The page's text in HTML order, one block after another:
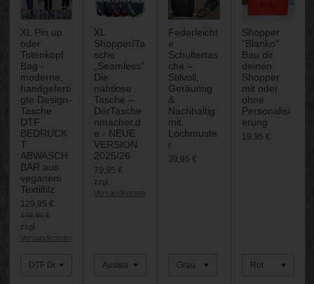
XL Pin up
oder
Totenkopf
Bag -
moderne,
handgeferti
gte Design-
Tasche
DTF
BEDRUCK
T
ABWASCH
BAR aus
veganem
Textilfilz
129,95 €
149,95 €
zzgl.
Versandkosten
XL
Shopper/Ta
sche
„Seamless“
Die
nahtlose
Tasche –
DerTasche
nmacher.d
e - NEUE
VERSION
2025/26
79,95 €
zzgl.
Versandkosten
Federleicht
e
Schultertas
che –
Stilvoll,
Geräumig
&
Nachhaltig
mit
Lochmuste
r
39,95 €
Shopper
"Blanko"
Bau dir
deinen
Shopper
mit oder
ohne
Personalisi
erung
19,95 €